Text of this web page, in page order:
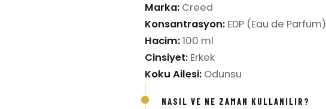
Marka: Creed
Konsantrasyon: EDP (Eau de Parfum)
Hacim:100 ml
Cinsiyet: Erkek
Koku Ailesi: Odunsu
NASIL VE NE ZAMAN KULLANILIR?